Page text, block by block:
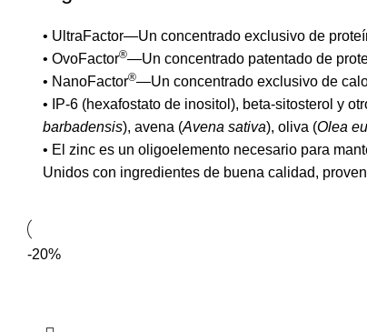
• UltraFactor—Un concentrado exclusivo de
• OvoFactor®—Un concentrado patentado de
• NanoFactor®—Un concentrado exclusivo de
• IP-6 (hexafostato de inositol), beta-sitosterol y
barbadensis), avena (Avena sativa), oliva (Olea
• El zinc es un oligoelemento necesario para
Unidos con ingredientes de buena calidad,
-20%